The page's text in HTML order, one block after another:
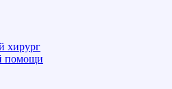
хирург
помощи